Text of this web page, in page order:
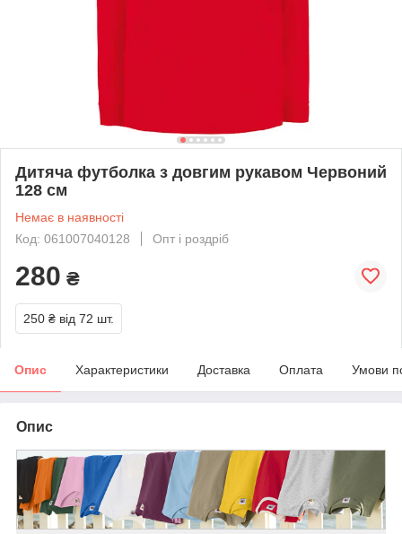
Дитяча футболка з довгим рукавом Червоний
128 см
Немає в наявності
Код: 061007040128
Опт і роздріб
280 ₴
250 ₴ від 72 шт.
Опис Характеристики Доставка Оплата Умови
Опис